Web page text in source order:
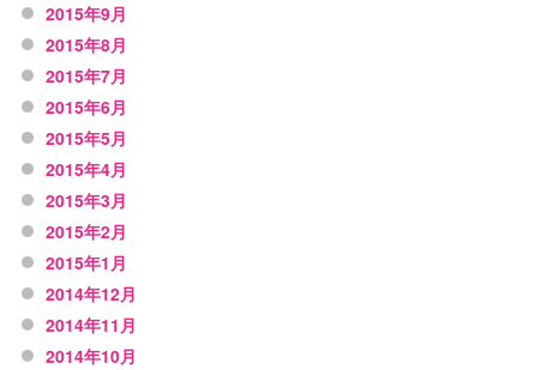
2015年9月
2015年8月
2015年7月
2015年6月
2015年5月
2015年4月
2015年3月
2015年2月
2015年1月
2014年12月
2014年11月
2014年10月